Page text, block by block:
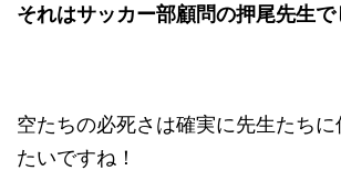
それはサッカー部顧問の押尾先生で
空たちの必死さは確実に先生たち
たいですね！